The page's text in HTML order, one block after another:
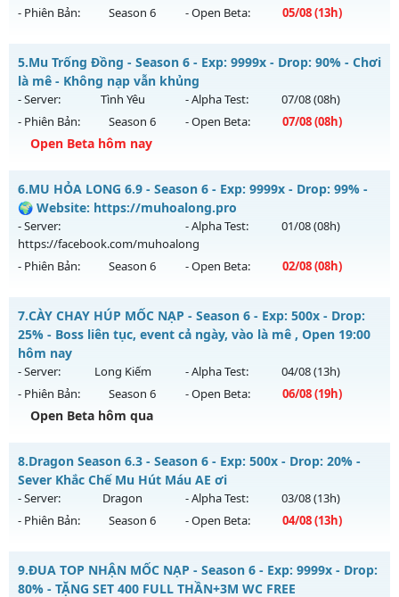
Exp: 9999x - Drop: 20%
Thể loại: Mu Nguyên bản Webzen
Antihack: XShield
- Phiên Bản: Season 6 - Open Beta: 05/08(13h)
MU HỎA LONG 6.9 - 🌍 Website: https://muhoalong.pro
Mu mới ra tháng 08 2026 - Mở máy chủ
https://facebook.com/muhoalongvào 13h ngày
05/08/2626
Exp: 9999x - Drop: 20%
Thể loại: Mu Nguyên bản Webzen
Antihack: XShield
5.Mu Trống Đồng - Season 6 - Exp: 9999x - Drop: 90% - Chơi
là mê - Không nạp vẫn khủng
- Server: Tình Yêu - Alpha Test: 07/08(08h)
- Phiên Bản:
Season 6 - Open Beta: 07/08(08h)
Open Beta hôm nay
Mu Trống Đồng - Chơi là mê - Không nạp vẫn khủng
Mu mới ra tháng 08 2026 - Mở máy chủ
ngày 07/08/2626
Exp: 9999x - Drop: 90%
Thể loại: Mu Nguyên bản Webzen
Antihack: ICMPROTECT ✅ 🔴 ✨ ⚡️
6.MU HỎA LONG 6.9 - Season 6 - Exp: 9999x - Drop: 99% -
🌍 Website: https://muhoalong.pro
- Server:
https://facebook.com/muhoalong
- Alpha Test: 01/08(08h)
- Phiên Bản: Season 6 - Open Beta: 02/08(08h)
MU HỎA LONG 6.9 - 🌍 Website: https://muhoalong.pro
Mu mới ra tháng 08 2026 - Mở máy chủ
https://facebook.com/muhoalong
02/08/2626
Exp: 9999x - Drop: 99%
Kiểu reset: Non Reset
Antihack: XShield
7.CÀY CHAY HÚP MỐC NẠP - Season 6 - Exp: 500x - Drop:
25% - Boss liên tục, event cả ngày, vào là mê , Open 19:00
hôm nay
- Server: Long Kiếm - Alpha Test: 04/08(13h)
- Phiên Bản:
Season 6 - Open Beta: 06/08(19h)
Open Beta hôm qua
là mê , Open 19:00 hôm nay
Mu mới ra tháng 08 2026 - Mở máy chủ
Long Kiếmvào 19h
ngày 06/08/2626
Kiểu reset: Reset In Game
8.Dragon Season 6.3 - Season 6 - Exp: 500x - Drop: 20% -
Sever Khắc Chế Mu Hút Máu AE ơi
- Server: Dragon - Alpha Test: 03/08(13h)
- Phiên Bản:
Season 6 - Open Beta: 04/08(13h)
Dragon Season 6.3 - Sever Khắc Chế Mu Hút Máu AE ơi
Mu mới ra tháng 08 2026 - Mở máy chủDragon
9.ĐUA TOP NHẬN MỐC NẠP - Season 6 - Exp: 9999x - Drop:
80% - TẶNG SET 400 FULL THẦN+3M WC FREE